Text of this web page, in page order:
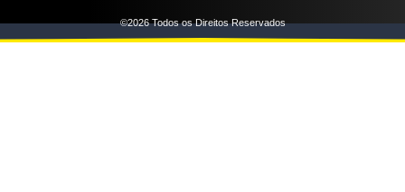
©2026 Todos os Direitos Reservados